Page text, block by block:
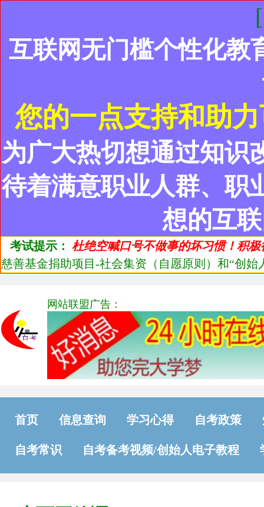
互联网无门槛个性化教
您的一点支持和助
为广大热切想通过知识
待着满意职业人群、职
想的互
考试提示： 杜绝空喊口号不做事的坏习惯！积
慈善基金捐助项目-社会集资（自愿原则）和“创
网站联盟广告：
首页 信息查询 学习心得 自考政策
自考常识 自考备考视频/创始人电子教程